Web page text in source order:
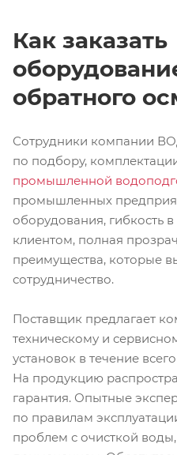
Как заказать
обратного
Сотрудники компании
по подбору,
промышленной
промышленных
оборудования, гибкость
клиентом, полная
преимущества, которые
сотрудничество.
Поставщик предлагает
техническому и
установок в течение
На продукцию
гарантия. Опытные
по правилам
проблем с очисткой